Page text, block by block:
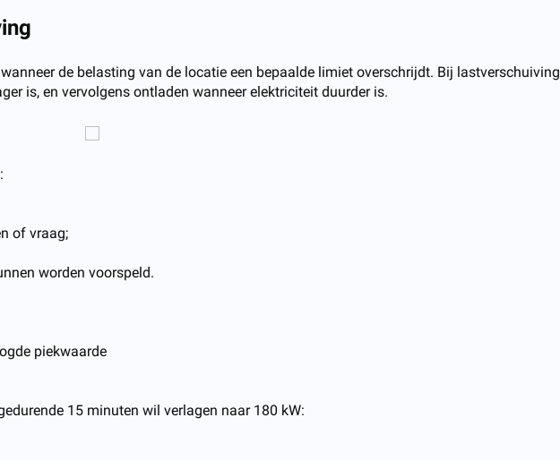
de belasting van de locatie een bepaalde limiet overschrijdt. Bij
is, en vervolgens ontladen wanneer elektriciteit duurder is.
of vraag;
worden voorspeld.
piekwaarde
15 minuten wil verlagen naar 180 kW: